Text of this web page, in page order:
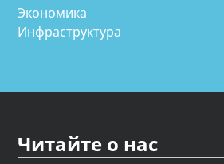
Экономика
Инфраструктура
Читайте о нас